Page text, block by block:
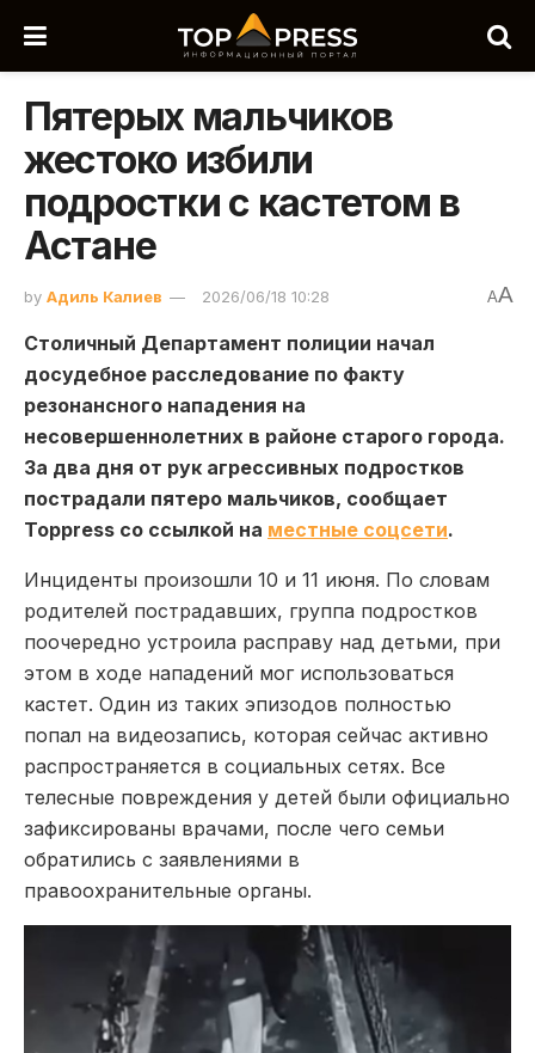
Пятерых мальчиков
жестоко избили
подростки с кастетом в
Астане
by Адиль Калиев 2026/06/18 10:28 AA
Столичный Департамент полиции начал
досудебное расследование по факту
резонансного нападения на
несовершеннолетних в районе старого города.
За два дня от рук агрессивных подростков
пострадали пятеро мальчиков, сообщает
Toppress со ссылкой на местные соцсети.
Инциденты произошли 10 и 11 июня. По словам
родителей пострадавших, группа подростков
поочередно устроила расправу над детьми, при
этом в ходе нападений мог использоваться
кастет. Один из таких эпизодов полностью
попал на видеозапись, которая сейчас активно
распространяется в социальных сетях. Все
телесные повреждения у детей были официально
зафиксированы врачами, после чего семьи
обратились с заявлениями в
правоохранительные органы.